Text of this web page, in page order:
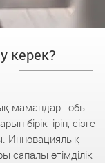
керек?
мамандар тобы
біріктіріп, сізге
Инновациялық
сапалы өтімділік